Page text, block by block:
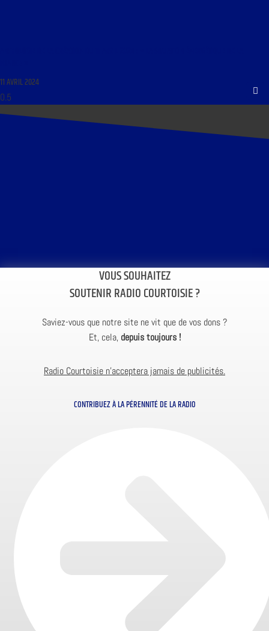
11 AVRIL 2024
VOUS SOUHAITEZ
SOUTENIR RADIO COURTOISIE ?
Saviez-vous que notre site ne vit que de vos dons ?
Et, cela, depuis toujours !
Radio Courtoisie n’acceptera jamais de publicités.
CONTRIBUEZ À LA PÉRENNITÉ DE LA RADIO